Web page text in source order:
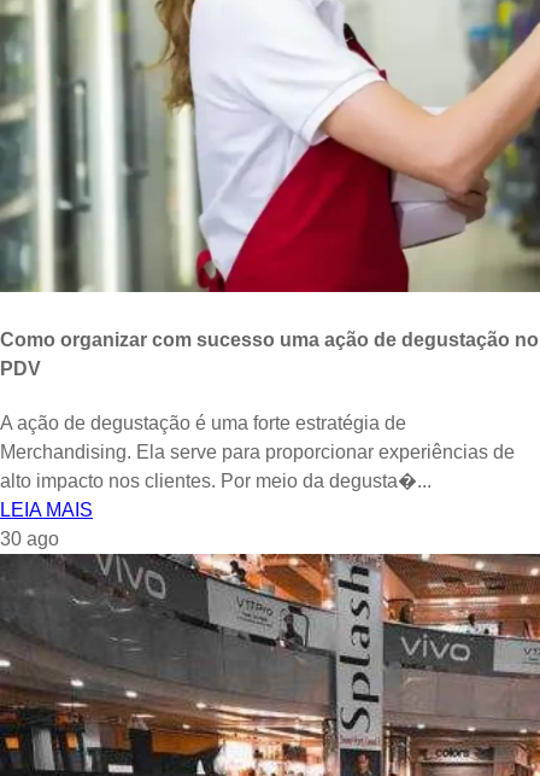
Como organizar com sucesso uma ação de degustação no
PDV
A ação de degustação é uma forte estratégia de
Merchandising. Ela serve para proporcionar experiências de
alto impacto nos clientes. Por meio da degusta�...
LEIA MAIS
30 ago